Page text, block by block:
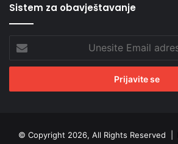
Sistem za obavještavanje
Email
adresu
© Copyright 2026, All Rights Reserved |